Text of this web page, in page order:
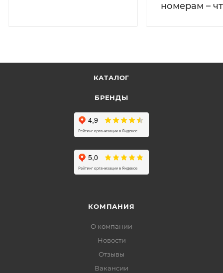
номерам –
КАТАЛОГ
БРЕНДЫ
КОМПАНИЯ
О компании
Новости
Отзывы
Вакансии